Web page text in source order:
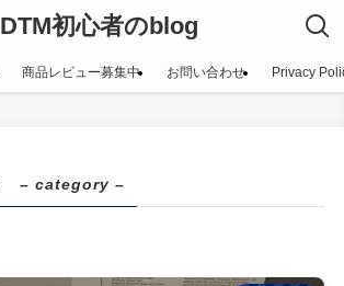
DTM初心者のblog
商品レビュー募集中 お問い合わせ Privacy
– category –